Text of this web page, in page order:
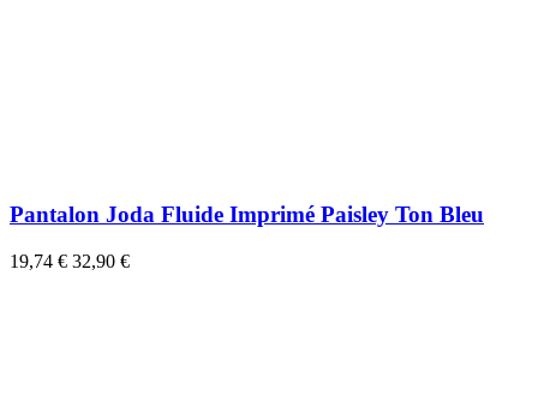
Pantalon Joda Fluide Imprimé Paisley Ton Bleu
19,74 € 32,90 €